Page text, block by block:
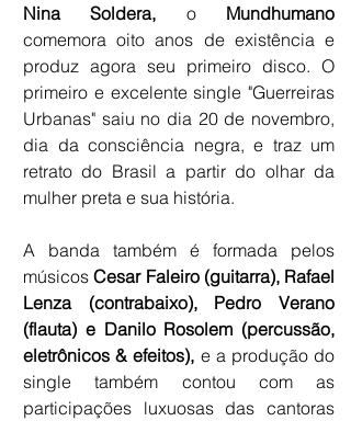
Nina Soldera, o
comemora oito anos de existência e
produz agora seu primeiro disco. O
primeiro e excelente single "Guerreiras
Urbanas" saiu no dia 20 de novembro,
dia da consciência negra, e traz um
retrato do Brasil a partir do olhar da
mulher preta e sua história.
A banda também é formada pelos
músicos Cesar Faleiro (guitarra), Rafael
Lenza (contrabaixo), Pedro Verano
(flauta) e Danilo Rosolem (percussão,
eletrônicos & efeitos), e a produção do
single também contou com as